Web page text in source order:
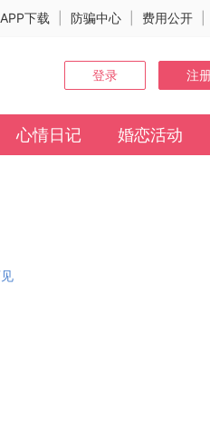
APP下载 防骗中心 费用公开
登录 注
心情日记 婚恋活动